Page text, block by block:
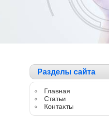
Разделы сайта
Главная
Статьи
Контаκты